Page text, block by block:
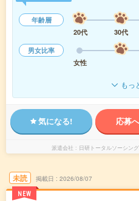
年齢層
20代
30代
男女比率
女性
もっ
気になる! 応募
派遣会社 日研トータルソーシン
未読
NEW
掲載日 2026/08/07